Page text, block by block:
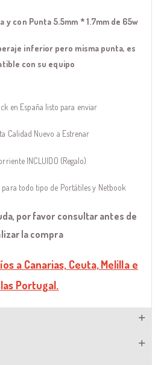
y con Punta 5.5mm * 1.7mm de 65w
inferior pero misma punta, es
con su equipo
en España listo para enviar
Calidad Nuevo a Estrenar
INCLUIDO (Regalo)
para todo tipo de Portátiles y Netbook
por favor consultar antes de
la compra
a Canarias, Ceuta, Melilla e
Portugal.